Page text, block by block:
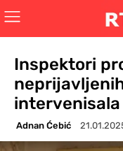
Inspektori
Adnan Ćebić